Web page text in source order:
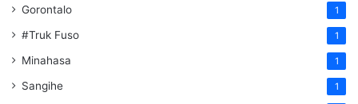
Gorontalo 1
#Truk Fuso 1
Minahasa 1
Sangihe 1